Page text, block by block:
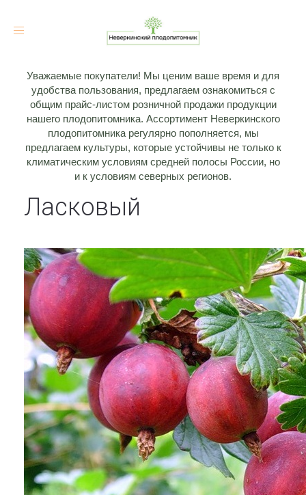
Toggle
Уважаемые покупатели! Мы ценим ваше время и для
удобства пользования, предлагаем ознакомиться с
общим прайс-листом розничной продажи продукции
нашего плодопитомника. Ассортимент Неверкинского
плодопитомника регулярно пополняется, мы
предлагаем культуры, которые устойчивы не только к
климатическим условиям средней полосы России, но
и к условиям северных регионов.
Ласковый